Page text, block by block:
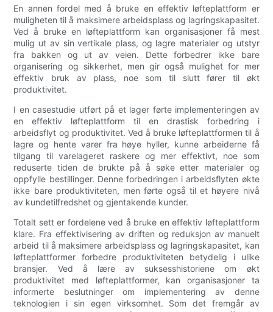
En annen fordel med å bruke en effektiv løfteplattform er
muligheten til å maksimere arbeidsplass og lagringskapasitet.
Ved å bruke en løfteplattform kan organisasjoner få mest
mulig ut av sin vertikale plass, og lagre materialer og utstyr
fra bakken og ut av veien. Dette forbedrer ikke bare
organisering og sikkerhet, men gir også mulighet for mer
effektiv bruk av plass, noe som til slutt fører til økt
produktivitet.
I en casestudie utført på et lager førte implementeringen av
en effektiv løfteplattform til en drastisk forbedring i
arbeidsflyt og produktivitet. Ved å bruke løfteplattformen til å
lagre og hente varer fra høye hyller, kunne arbeiderne få
tilgang til varelageret raskere og mer effektivt, noe som
reduserte tiden de brukte på å søke etter materialer og
oppfylle bestillinger. Denne forbedringen i arbeidsflyten økte
ikke bare produktiviteten, men førte også til et høyere nivå
av kundetilfredshet og gjentakende kunder.
Totalt sett er fordelene ved å bruke en effektiv løfteplattform
klare. Fra effektivisering av driften og reduksjon av manuelt
arbeid til å maksimere arbeidsplass og lagringskapasitet, kan
løfteplattformer forbedre produktiviteten betydelig i ulike
bransjer. Ved å lære av suksesshistoriene om økt
produktivitet med løfteplattformer, kan organisasjoner ta
informerte beslutninger om implementering av denne
teknologien i sin egen virksomhet. Som det fremgår av